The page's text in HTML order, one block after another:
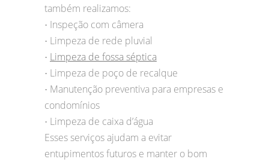
também realizamos:
• Inspeção com câmera
• Limpeza de rede pluvial
• Limpeza de fossa séptica
• Limpeza de poço de recalque
• Manutenção preventiva para empresas e
condomínios
• Limpeza de caixa d’água
Esses serviços ajudam a evitar
entupimentos futuros e manter o bom